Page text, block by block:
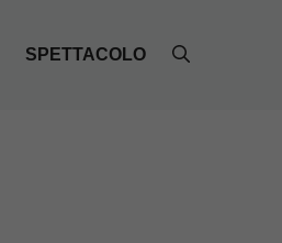
SPETTACOLO